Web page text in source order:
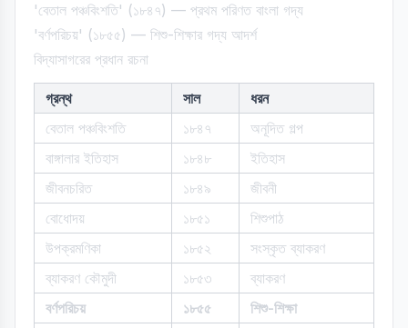
'বেতাল পঞ্চবিংশতি' (১৮৪৭) — প্রথম পরিণত বাংলা গদ্য
'বর্ণপরিচয়' (১৮৫৫) — শিশু-শিক্ষার গদ্য আদর্শ
বিদ্যাসাগরের প্রধান রচনা
গ্রন্থ সাল
ধরন
বেতাল পঞ্চবিংশতি
১৮৪৭
অনূদিত গল্প
বাঙ্গালার ইতিহাস
১৮৪৮
ইতিহাস
জীবনচরিত
১৮৪৯
জীবনী
বোধোদয়
১৮৫১
শিশুপাঠ
উপক্রমণিকা
১৮৫২
সংস্কৃত ব্যাকরণ
ব্যাকরণ কৌমুদী
১৮৫৩
ব্যাকরণ
বর্ণপরিচয়
১৮৫৫
শিশু-শিক্ষা